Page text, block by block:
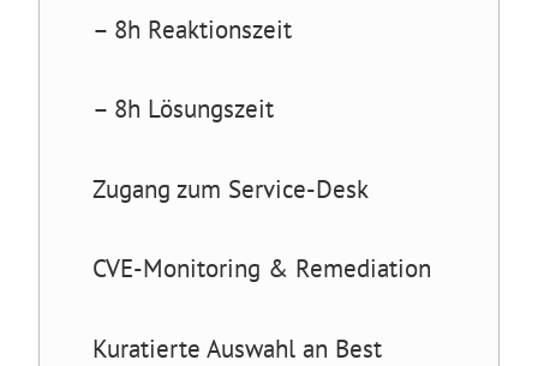
– 8h Reaktionszeit
– 8h Lösungszeit
Zugang zum Service-Desk
CVE-Monitoring & Remediation
Kuratierte Auswahl an Best